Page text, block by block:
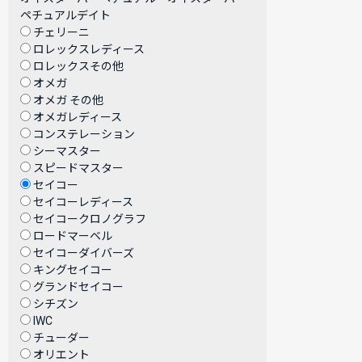
ペチュアルデイト
チェリーニ
ロレックスレディース
ロレックスその他
オメガ
オメガ その他
オメガレディース
コンステレーション
シーマスター
スピードマスター
セイコー
セイコーレディース
セイコークロノグラフ
ロードマーベル
セイコーダイバーズ
キングセイコー
グランドセイコー
シチズン
IWC
チューダー
オリエント